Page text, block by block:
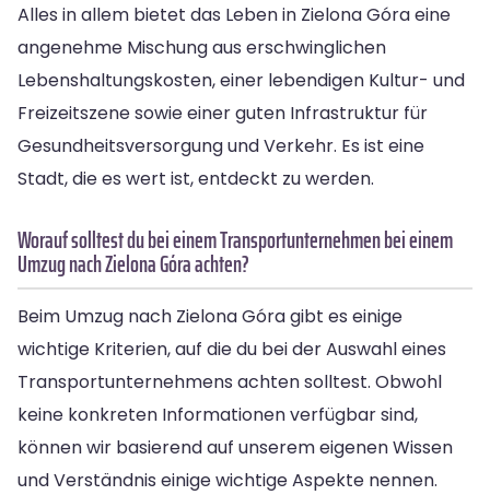
Alles in allem bietet das Leben in Zielona Góra eine
angenehme Mischung aus erschwinglichen
Lebenshaltungskosten, einer lebendigen Kultur- und
Freizeitszene sowie einer guten Infrastruktur für
Gesundheitsversorgung und Verkehr. Es ist eine
Stadt, die es wert ist, entdeckt zu werden.
Worauf solltest du bei einem Transportunternehmen bei einem
Umzug nach Zielona Góra achten?
Beim Umzug nach Zielona Góra gibt es einige
wichtige Kriterien, auf die du bei der Auswahl eines
Transportunternehmens achten solltest. Obwohl
keine konkreten Informationen verfügbar sind,
können wir basierend auf unserem eigenen Wissen
und Verständnis einige wichtige Aspekte nennen.